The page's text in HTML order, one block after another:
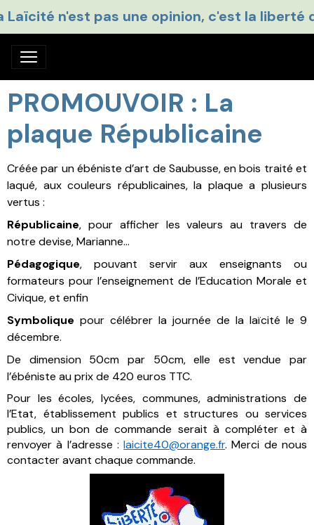
Laïcité n'est pas une opinion, c'est la liberté
PROMOUVOIR : La
plaque Républicaine
Créée par un ébéniste d’art de Saubusse, en bois traité et
laqué, aux couleurs républicaines, la plaque a plusieurs
vertus :
Républicaine, pour afficher les valeurs au travers de
notre devise, Marianne…
Pédagogique, pouvant servir aux enseignants ou
formateurs pour l’enseignement de l’Education Morale et
Civique, et enfin
Symbolique pour célébrer la journée de la laïcité le 9
décembre.
De dimension 50cm par 50cm, elle est vendue par
l’ébéniste au prix de 420 euros TTC.
Pour les écoles, lycées, communes, administrations de
l’Etat, établissement publics et structures ou services
publics, un bon de commande serait à compléter et à
renvoyer à l’adresse :laicite40@orange.fr. Merci de nous
contacter avant chaque commande.